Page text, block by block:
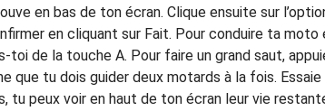
en bas de ton écran. Clique ensuite sur
en cliquant sur Fait. Pour conduire ta
toi de la touche A. Pour faire un grand saut,
que tu dois guider deux motards à la fois.
tu peux voir en haut de ton écran leur vie